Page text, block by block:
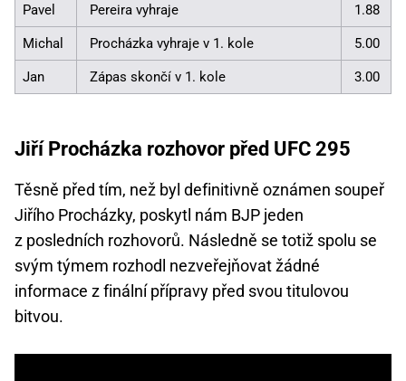
Pavel Pereira vyhraje 1.88
Michal Procházka vyhraje v 1. kole 5.00
Jan Zápas skončí v 1. kole 3.00
Jiří Procházka rozhovor před UFC 295
Těsně před tím, než byl definitivně oznámen soupeř
Jiřího Procházky, poskytl nám BJP jeden
z posledních rozhovorů. Následně se totiž spolu se
svým týmem rozhodl nezveřejňovat žádné
informace z finální přípravy před svou titulovou
bitvou.